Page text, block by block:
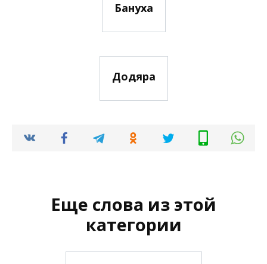
Бануха
Додяра
Еще слова из этой
категории